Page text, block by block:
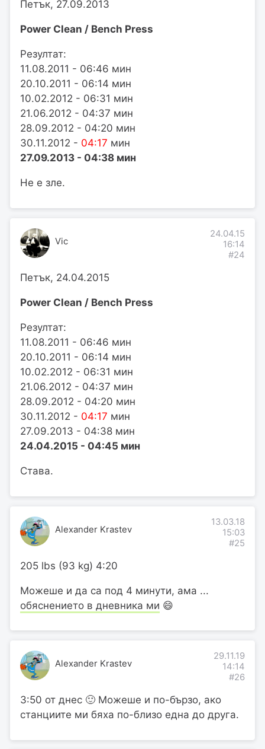
Петък, 27.09.2013
Power Clean / Bench Press
Резултат:
11.08.2011 - 06:46 мин
20.10.2011 - 06:14 мин
10.02.2012 - 06:31 мин
21.06.2012 - 04:37 мин
28.09.2012 - 04:20 мин
30.11.2012 - 04:17 мин
27.09.2013 - 04:38 мин
Не е зле.
Vic
24.04.15
16:14
#24
Петък, 24.04.2015
Power Clean / Bench Press
Резултат:
11.08.2011 - 06:46 мин
20.10.2011 - 06:14 мин
10.02.2012 - 06:31 мин
21.06.2012 - 04:37 мин
28.09.2012 - 04:20 мин
30.11.2012 - 04:17 мин
27.09.2013 - 04:38 мин
24.04.2015 - 04:45 мин
Става.
Alexander Krastev
13.03.18
15:03
#25
205 lbs (93 kg) 4:20
Можеше и да са под 4 минути, ама ...
обяснението в дневника ми 😄
Alexander Krastev
29.11.19
14:14
#26
3:50 от днес 🙂 Можеше и по-бързо, ако
станциите ми бяха по-близо една до друга.